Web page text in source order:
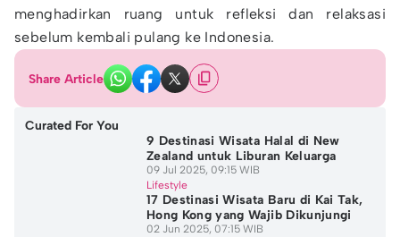
menghadirkan ruang untuk refleksi dan relaksasi
sebelum kembali pulang ke Indonesia.
Share Article
Curated For You
9 Destinasi Wisata Halal di New
Zealand untuk Liburan Keluarga
09 Jul 2025, 09:15 WIB
Lifestyle
17 Destinasi Wisata Baru di Kai Tak,
Hong Kong yang Wajib Dikunjungi
02 Jun 2025, 07:15 WIB